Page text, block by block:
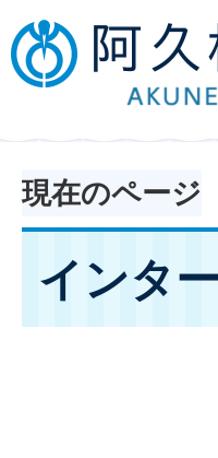
現在のページ
インタ